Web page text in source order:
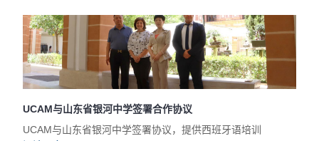
UCAM与山东省银河中学签署合作协议
UCAM与山东省银河中学签署协议，提供西班牙语培训